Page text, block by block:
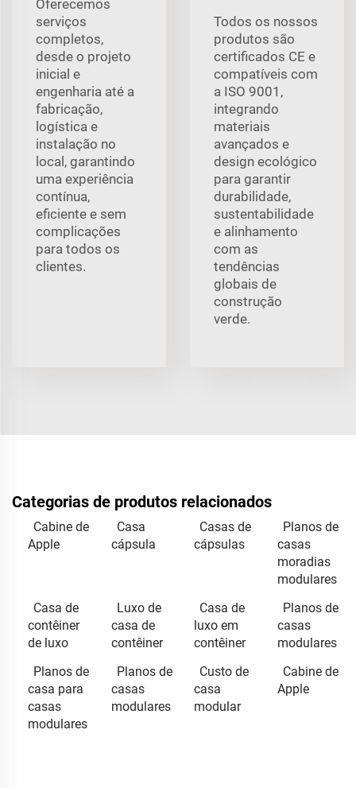
Oferecemos
serviços
completos,
desde o projeto
inicial e
engenharia até a
fabricação,
logística e
instalação no
local, garantindo
uma experiência
contínua,
eficiente e sem
complicações
para todos os
clientes.
Todos os nossos
produtos são
certificados CE e
compatíveis com
a ISO 9001,
integrando
materiais
avançados e
design ecológico
para garantir
durabilidade,
sustentabilidade
e alinhamento
com as
tendências
globais de
construção
verde.
Categorias de produtos relacionados
Cabine de
Apple
Casa
cápsula
Casas de
cápsulas
Planos de
casas
moradias
modulares
Casa de
contêiner
de luxo
Luxo de
casa de
contêiner
Casa de
luxo em
contêiner
Planos de
casas
modulares
Planos de
casa para
casas
modulares
Planos de
casas
modulares
Custo de
casa
modular
Cabine de
Apple